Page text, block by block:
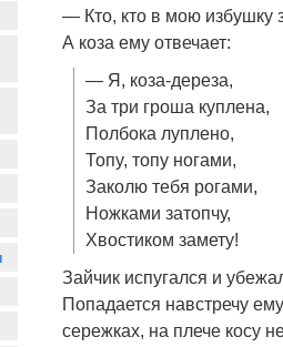
— Кто, кто в мою избушку
А коза ему отвечает:
— Я, коза-дереза,
За три гроша куплена,
Полбока луплено,
Топy, топy ногами,
Заколю тебя рогами,
Ножками затопчу,
Хвостиком замету!
Зайчик испугался и
Попадается навстречу
сережках, на плече косу